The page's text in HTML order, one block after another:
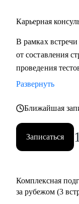
• консультирую
• с подготовкой к
Кому могу помочь:
•
• помогаю всем со
Карьерная
В рамках
от составления
проведения
Развернуть
Ближайшая
Записаться
Комплексная
за рубежом (3